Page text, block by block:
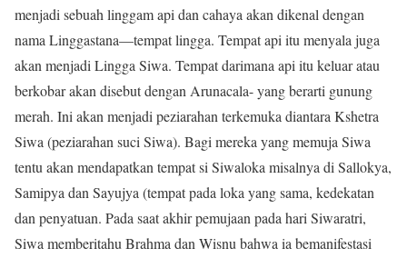
menjadi sebuah linggam api dan cahaya akan dikenal dengan
nama Linggastana—tempat lingga. Tempat api itu menyala juga
akan menjadi Lingga Siwa. Tempat darimana api itu keluar atau
berkobar akan disebut dengan Arunacala- yang berarti gunung
merah. Ini akan menjadi peziarahan terkemuka diantara Kshetra
Siwa (peziarahan suci Siwa). Bagi mereka yang memuja Siwa
tentu akan mendapatkan tempat si Siwaloka misalnya di Sallokya,
Samipya dan Sayujya (tempat pada loka yang sama, kedekatan
dan penyatuan. Pada saat akhir pemujaan pada hari Siwaratri,
Siwa memberitahu Brahma dan Wisnu bahwa ia bemanifestasi